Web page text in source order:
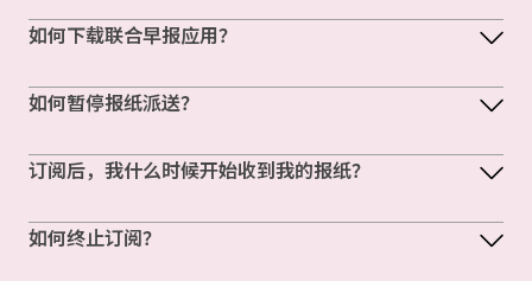
如何下载联合早报应用？
如何暂停报纸派送？
订阅后，我什么时候开始收到我的报纸？
如何终止订阅？